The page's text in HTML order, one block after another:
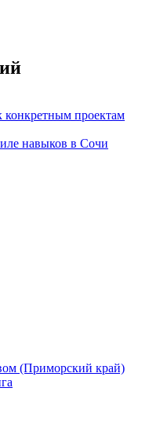
конкретным проектам
навыков в Сочи
(Приморский край)